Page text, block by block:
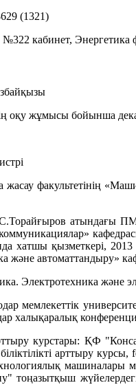
(1321)
кабинет, Энергетика
оқу жұмысы бойынша
факультетінің
атындағы
хатшы қызметкері,
және автоматтандыру»
Электротехника және
мемлекеттік
халықаралық
арттыру курстары: ҚФ
арттыру
тоңазытқыш